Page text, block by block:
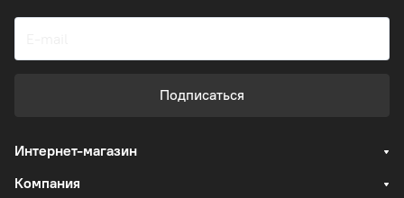
Подписаться
Интернет-магазин
Компания